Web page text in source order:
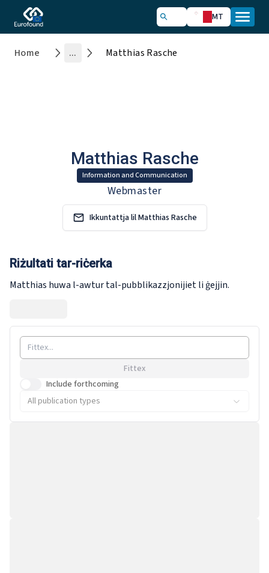
MT
Home ... Matthias Rasche
Information and Communication
Matthias Rasche
Webmaster
Ikkuntattja lil Matthias Rasche
Riżultati tar-riċerka
Matthias huwa l-awtur tal-pubblikazzjonijiet li ġejjin.
Fittex
Include forthcoming
All publication types